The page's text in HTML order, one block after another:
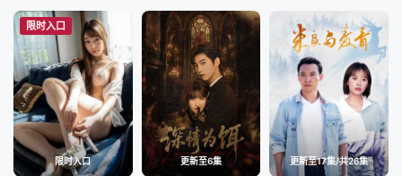
限时入口
限时入口 更新至6集 更新至17集/共26集